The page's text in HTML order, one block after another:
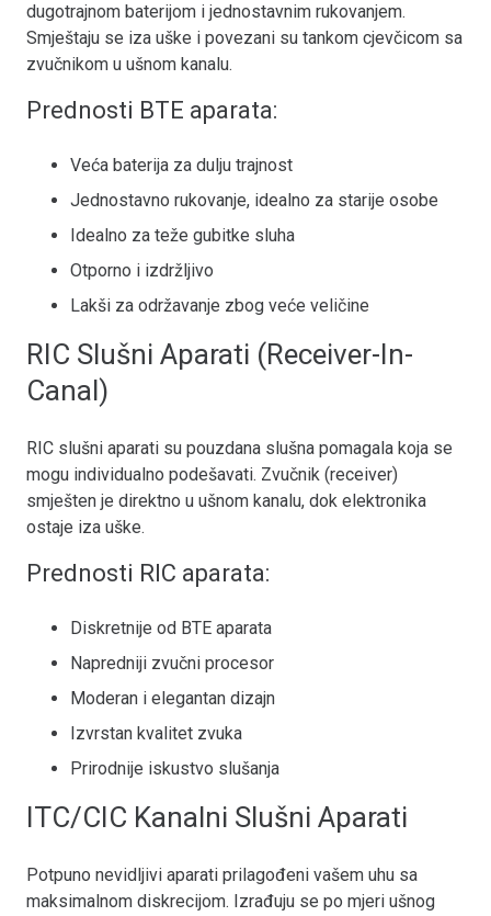
dugotrajnom baterijom i jednostavnim rukovanjem.
Smještaju se iza uške i povezani su tankom cjevčicom sa
zvučnikom u ušnom kanalu.
Prednosti BTE aparata:
Veća baterija za dulju trajnost
Jednostavno rukovanje, idealno za starije osobe
Idealno za teže gubitke sluha
Otporno i izdržljivo
Lakši za održavanje zbog veće veličine
RIC Slušni Aparati (Receiver-In-
Canal)
RIC slušni aparati su pouzdana slušna pomagala koja se
mogu individualno podešavati. Zvučnik (receiver)
smješten je direktno u ušnom kanalu, dok elektronika
ostaje iza uške.
Prednosti RIC aparata:
Diskretnije od BTE aparata
Napredniji zvučni procesor
Moderan i elegantan dizajn
Izvrstan kvalitet zvuka
Prirodnije iskustvo slušanja
ITC/CIC Kanalni Slušni Aparati
Potpuno nevidljivi aparati prilagođeni vašem uhu sa
maksimalnom diskrecijom. Izrađuju se po mjeri ušnog